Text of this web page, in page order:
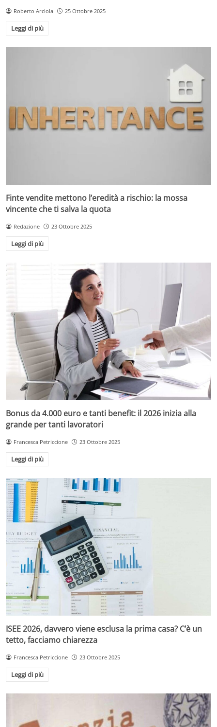
Roberto Arciola 25 Ottobre 2025
Leggi di più
Finte vendite mettono l’eredità a rischio: la mossa
vincente che ti salva la quota
Redazione 23 Ottobre 2025
Leggi di più
Bonus da 4.000 euro e tanti benefit: il 2026 inizia alla
grande per tanti lavoratori
Francesca Petriccione 23 Ottobre 2025
Leggi di più
ISEE 2026, davvero viene esclusa la prima casa? C’è un
tetto, facciamo chiarezza
Francesca Petriccione 23 Ottobre 2025
Leggi di più